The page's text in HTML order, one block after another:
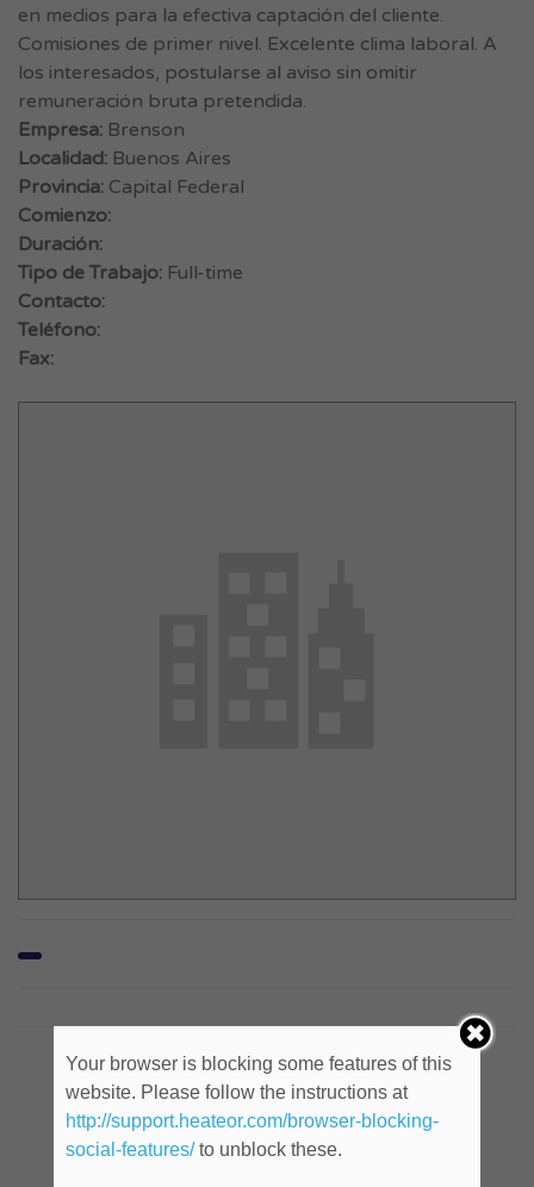
en medios para la efectiva captación del cliente.
Comisiones de primer nivel. Excelente clima laboral. A
los interesados, postularse al aviso sin omitir
remuneración bruta pretendida.
Empresa: Brenson
Localidad: Buenos Aires
Provincia: Capital Federal
Comienzo:
Duración:
Tipo de Trabajo: Full-time
Contacto:
Teléfono:
Fax:
Company Social
Your browser is blocking some features of this
website. Please follow the instructions at
http://support.heateor.com/browser-blocking-
social-features/to unblock these.